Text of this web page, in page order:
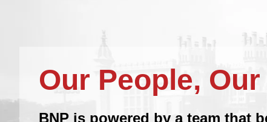
Our People,
BNP is powered by a team that